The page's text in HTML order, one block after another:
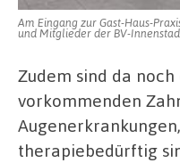
Am Eingang zur Gast-Haus-
und Mitglieder der BV-
Zudem sind da
vorkommenden
therapiebedürftig